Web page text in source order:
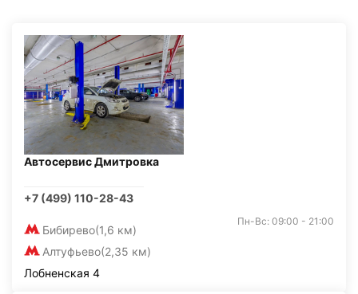
Автосервис Дмитровка
+7 (499) 110-28-43
Бибирево(1,6 км)
Алтуфьево(2,35 км)
Пн-Вс: 09:00 - 21:00
Лобненская 4